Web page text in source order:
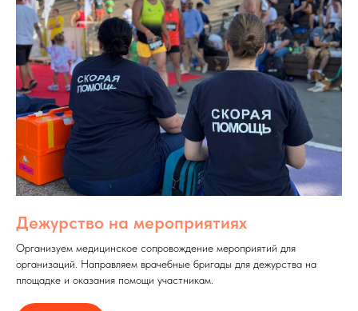
Дежурство на мероприятиях
Организуем медицинское сопровождение мероприятий для
организаций. Направляем врачебные бригады для дежурства на
площадке и оказания помощи участникам.